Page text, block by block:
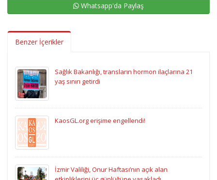
Whatsapp'da Paylaş
Benzer İçerikler
Sağlık Bakanlığı, transların hormon ilaçlarına 21
yaş sınırı getirdi
KaosGL.org erişime engellendi!
İzmir Valiliği, Onur Haftası’nın açık alan